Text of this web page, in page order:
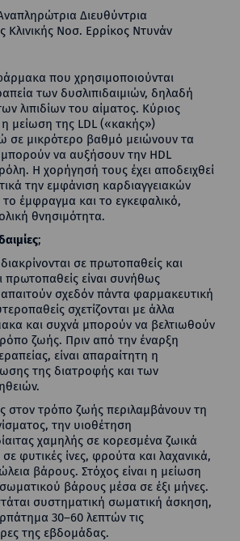
Διευθύντρια
Κλινικής Νοσ. Ερρίκος Ντυνάν
φάρμακα που χρησιμοποιούνται
των δυσλιπιδαιμιών, δηλαδή
λιπιδίων του αίματος. Κύριος
η μείωση της LDL («κακής»)
σε μικρότερο βαθμό μειώνουν τα
μπορούν να αυξήσουν την HDL
Η χορήγησή τους έχει αποδειχθεί
την εμφάνιση καρδιαγγειακών
έμφραγμα και το εγκεφαλικό,
θνησιμότητα.
;
διακρίνονται σε πρωτοπαθείς και
πρωτοπαθείς είναι συνήθως
απαιτούν σχεδόν πάντα φαρμακευτική
σχετίζονται με άλλα
και συχνά μπορούν να βελτιωθούν
ζωής. Πριν από την έναρξη
είναι απαραίτητη η
της διατροφής και των
στον τρόπο ζωής περιλαμβάνουν τη
την υιοθέτηση
χαμηλής σε κορεσμένα ζωικά
φυτικές ίνες, φρούτα και λαχανικά,
βάρους. Στόχος είναι η μείωση
βάρους μέσα σε έξι μήνες.
συστηματική σωματική άσκηση,
30–60 λεπτών τις
της εβδομάδας.